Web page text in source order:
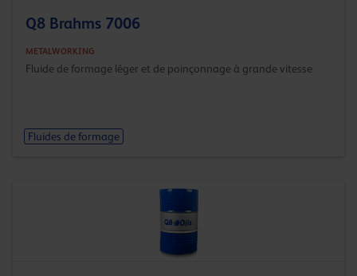
Q8 Brahms 7006
METALWORKING
Fluide de formage léger et de poinçonnage à grande vitesse
Fluides de formage